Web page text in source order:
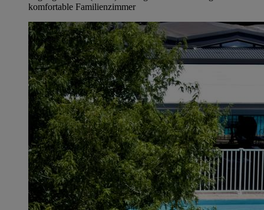
komfortable Familienzimmer